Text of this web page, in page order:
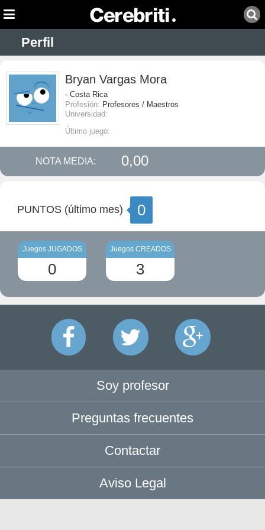
Perfil
Bryan Vargas Mora
- Costa Rica
Profesión: Profesores / Maestros
Universidad:
Último juego:
NOTA MEDIA: 0,00
PUNTOS (último mes) 0
Juegos JUGADOS
0
Juegos CREADOS
3
Soy profesor
Preguntas frecuentes
Contactar
Aviso Legal